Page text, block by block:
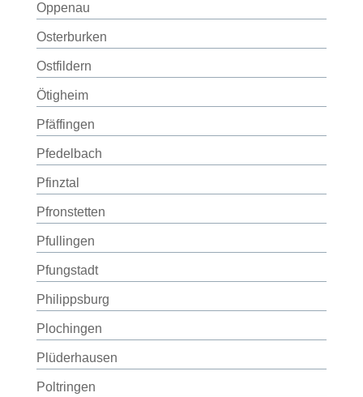
Oppenau
Osterburken
Ostfildern
Ötigheim
Pfäffingen
Pfedelbach
Pfinztal
Pfronstetten
Pfullingen
Pfungstadt
Philippsburg
Plochingen
Plüderhausen
Poltringen